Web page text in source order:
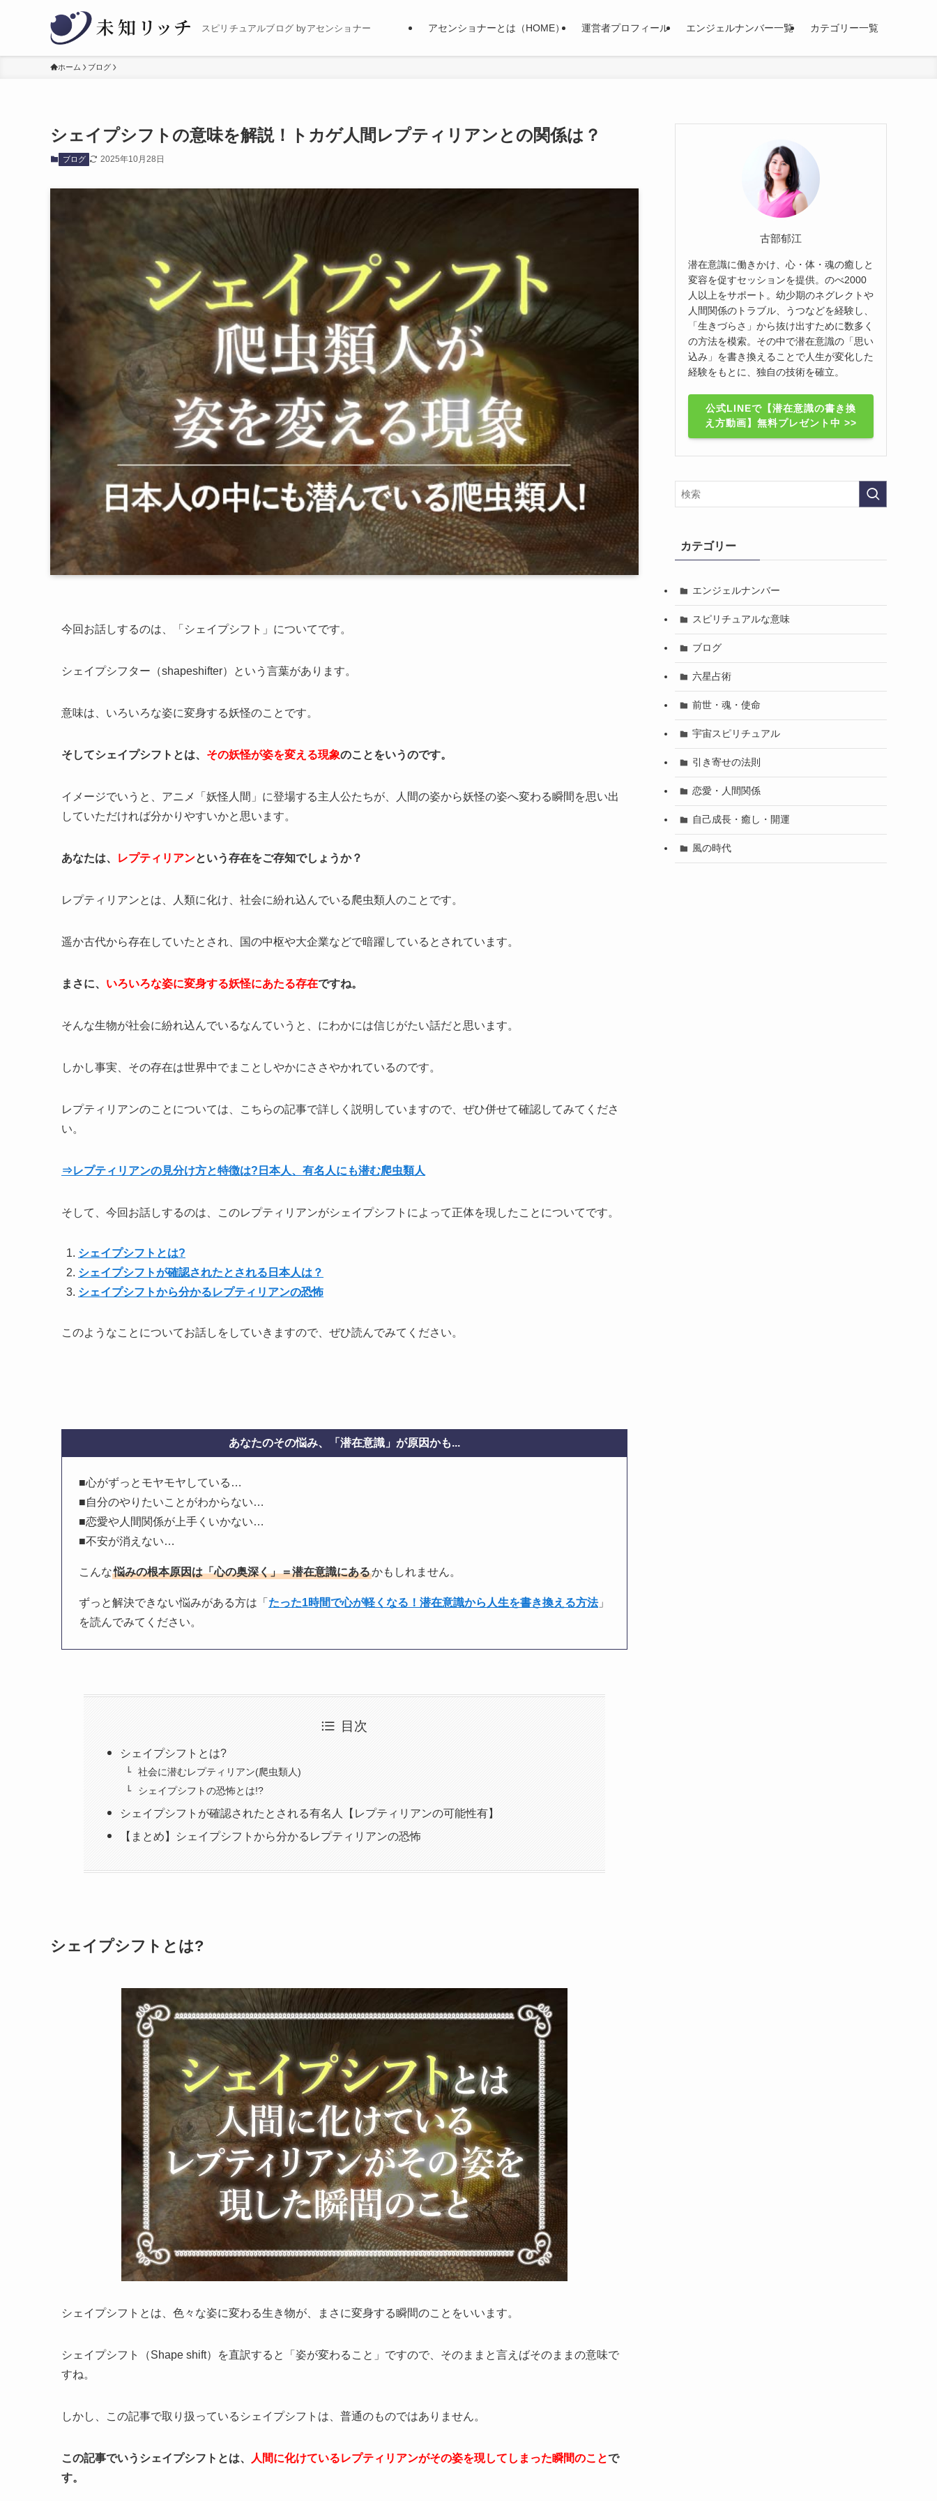
スピリチュアルブログ byアセンショナー アセンショナーとは（HOME） 運営者プロフィール エンジェルナンバー一覧 カテゴリー一覧
ホーム ブログ
シェイプシフトの意味を解説！トカゲ人間レプティリアンとの関係は？
ブログ 2025年10月28日
今回お話しするのは、「シェイプシフト」についてです。
シェイプシフター（shapeshifter）という言葉があります。
意味は、いろいろな姿に変身する妖怪のことです。
そしてシェイプシフトとは、 その妖怪が姿を変える現象のことをいうのです。
イメージでいうと、アニメ「妖怪人間」に登場する主人公たちが、人間の姿から妖怪の姿へ変わる瞬間を思い出
していただければ分かりやすいかと思います。
あなたは、 レプティリアンという存在をご存知でしょうか？
レプティリアンとは、人類に化け、社会に紛れ込んでいる爬虫類人のことです。
遥か古代から存在していたとされ、国の中枢や大企業などで暗躍しているとされています。
まさに、 いろいろな姿に変身する妖怪にあたる存在ですね。
そんな生物が社会に紛れ込んでいるなんていうと、にわかには信じがたい話だと思います。
しかし事実、その存在は世界中でまことしやかにささやかれているのです。
レプティリアンのことについては、こちらの記事で詳しく説明していますので、ぜひ併せて確認してみてくださ
い。
⇒レプティリアンの見分け方と特徴は?日本人、有名人にも潜む爬虫類人
そして、今回お話しするのは、このレプティリアンがシェイプシフトによって正体を現したことについてです。
シェイプシフトとは?
シェイプシフトが確認されたとされる日本人は？
シェイプシフトから分かるレプティリアンの恐怖
このようなことについてお話しをしていきますので、ぜひ読んでみてください。
あなたのその悩み、「潜在意識」が原因かも...
■心がずっとモヤモヤしている…
■自分のやりたいことがわからない…
■恋愛や人間関係が上手くいかない…
■不安が消えない…
こんな悩みの根本原因は「心の奥深く」＝潜在意識にあるかもしれません。
ずっと解決できない悩みがある方は「 たった1時間で心が軽くなる！潜在意識から人生を書き換える方法」
を読んでみてください。
目次
シェイプシフトとは?
社会に潜むレプティリアン(爬虫類人)
シェイプシフトの恐怖とは!?
シェイプシフトが確認されたとされる有名人【レプティリアンの可能性有】
【まとめ】シェイプシフトから分かるレプティリアンの恐怖
シェイプシフトとは?
シェイプシフトとは、色々な姿に変わる生き物が、まさに変身する瞬間のことをいいます。
シェイプシフト（Shape shift）を直訳すると「姿が変わること」ですので、そのままと言えばそのままの意味で
すね。
しかし、この記事で取り扱っているシェイプシフトは、普通のものではありません。
この記事でいうシェイプシフトとは、 人間に化けているレプティリアンがその姿を現してしまった瞬間のことで
す。
古部郁江
潜在意識に働きかけ、心・体・魂の癒しと
変容を促すセッションを提供。のべ2000
人以上をサポート。幼少期のネグレクトや
人間関係のトラブル、うつなどを経験し、
「生きづらさ」から抜け出すために数多く
の方法を模索。その中で潜在意識の「思い
込み」を書き換えることで人生が変化した
経験をもとに、独自の技術を確立。
公式LINEで【潜在意識の書き換
え方動画】無料プレゼント中 >>
カテゴリー
エンジェルナンバー
スピリチュアルな意味
ブログ
六星占術
前世・魂・使命
宇宙スピリチュアル
引き寄せの法則
恋愛・人間関係
自己成長・癒し・開運
風の時代